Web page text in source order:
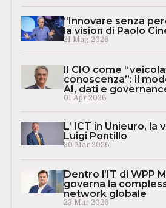
“Innovare senza
la vision di Paolo
21 Mag 2026
Il CIO come
conoscenza”: il
AI, dati e
01 Apr 2026
L’ ICT in Unieuro, la
Luigi Pontillo
30 Mar 2026
Dentro l’IT di WPP
governa la
network globale
23 Mar 2026